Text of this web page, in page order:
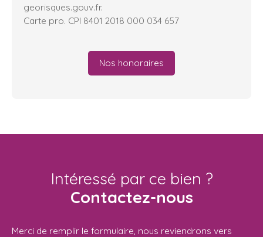
georisques.gouv.fr.
Carte pro. CPI 8401 2018 000 034 657
Nos honoraires
Intéressé par ce bien ?
Contactez-nous
Merci de remplir le formulaire, nous reviendrons vers